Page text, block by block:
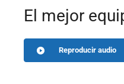
El mejor
Reproducir audio